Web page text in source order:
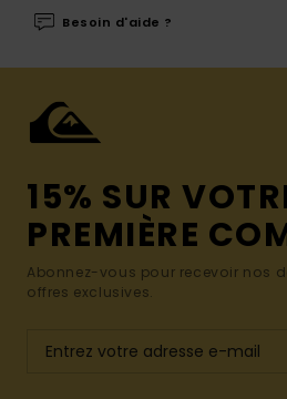
Besoin d'aide ?
15% SUR
PREMIÈRE
Abonnez-vous pour recevoir nos
offres exclusives.